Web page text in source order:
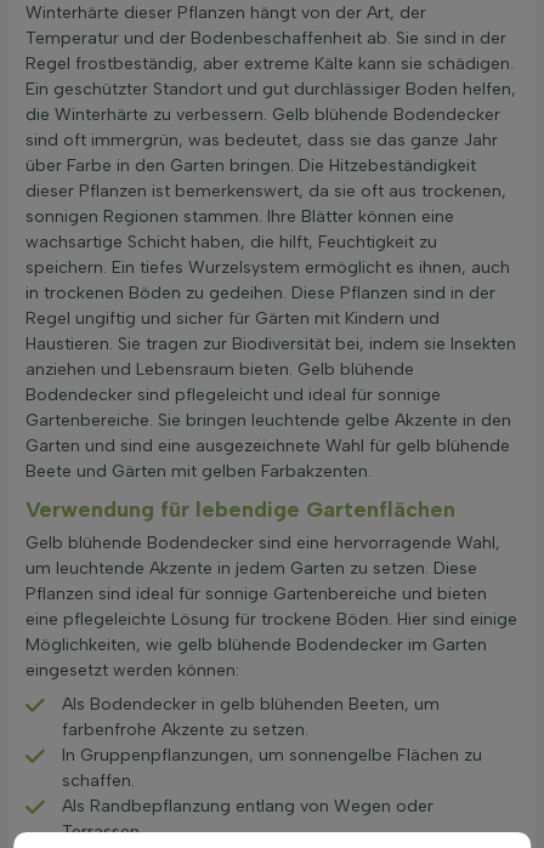
Winterhärte dieser Pflanzen hängt von der Art, der
Temperatur und der Bodenbeschaffenheit ab. Sie sind in der
Regel frostbeständig, aber extreme Kälte kann sie schädigen.
Ein geschützter Standort und gut durchlässiger Boden helfen,
die Winterhärte zu verbessern. Gelb blühende Bodendecker
sind oft immergrün, was bedeutet, dass sie das ganze Jahr
über Farbe in den Garten bringen. Die Hitzebeständigkeit
dieser Pflanzen ist bemerkenswert, da sie oft aus trockenen,
sonnigen Regionen stammen. Ihre Blätter können eine
wachsartige Schicht haben, die hilft, Feuchtigkeit zu
speichern. Ein tiefes Wurzelsystem ermöglicht es ihnen, auch
in trockenen Böden zu gedeihen. Diese Pflanzen sind in der
Regel ungiftig und sicher für Gärten mit Kindern und
Haustieren. Sie tragen zur Biodiversität bei, indem sie Insekten
anziehen und Lebensraum bieten. Gelb blühende
Bodendecker sind pflegeleicht und ideal für sonnige
Gartenbereiche. Sie bringen leuchtende gelbe Akzente in den
Garten und sind eine ausgezeichnete Wahl für gelb blühende
Beete und Gärten mit gelben Farbakzenten.
Verwendung für lebendige Gartenflächen
Gelb blühende Bodendecker sind eine hervorragende Wahl,
um leuchtende Akzente in jedem Garten zu setzen. Diese
Pflanzen sind ideal für sonnige Gartenbereiche und bieten
eine pflegeleichte Lösung für trockene Böden. Hier sind einige
Möglichkeiten, wie gelb blühende Bodendecker im Garten
eingesetzt werden können:
Als Bodendecker in gelb blühenden Beeten, um
farbenfrohe Akzente zu setzen.
In Gruppenpflanzungen, um sonnengelbe Flächen zu
schaffen.
Als Randbepflanzung entlang von Wegen oder
Terrassen.